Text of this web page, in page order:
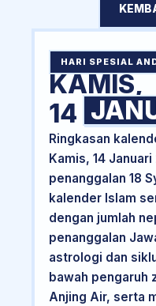
HARI SPESIAL
KAMIS,
14
Ringkasan
Kamis, 14
penanggalan 18
kalender Islam
dengan jumlah
penanggalan
astrologi dan
bawah pengaruh
Anjing Air, serta